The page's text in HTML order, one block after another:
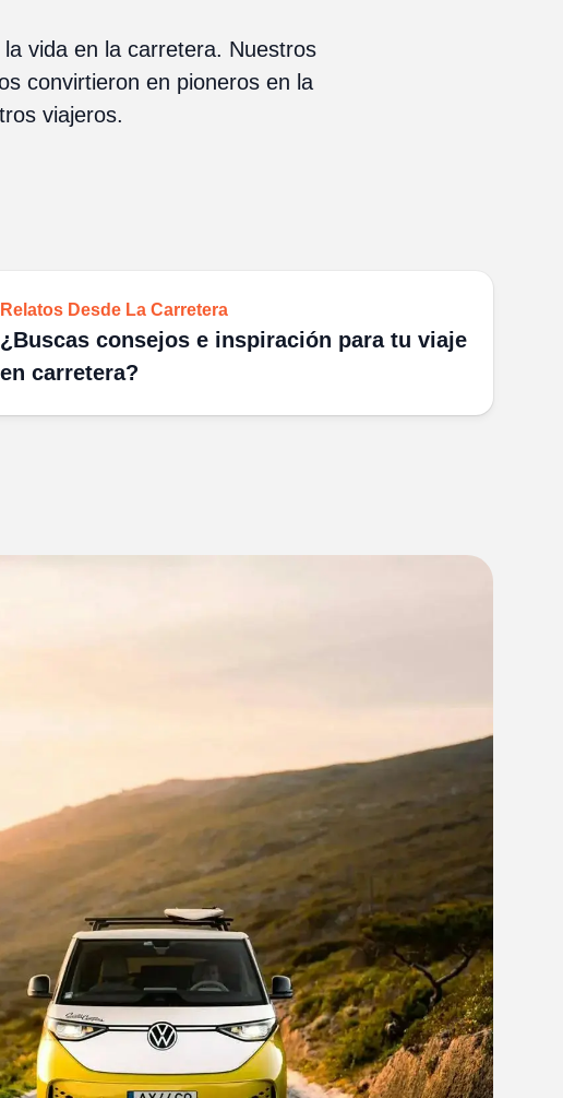
vida en la carretera. Nuestros
convirtieron en pioneros en la
viajeros.
Relatos Desde La Carretera
¿Buscas consejos e inspiración para tu viaje
en carretera?